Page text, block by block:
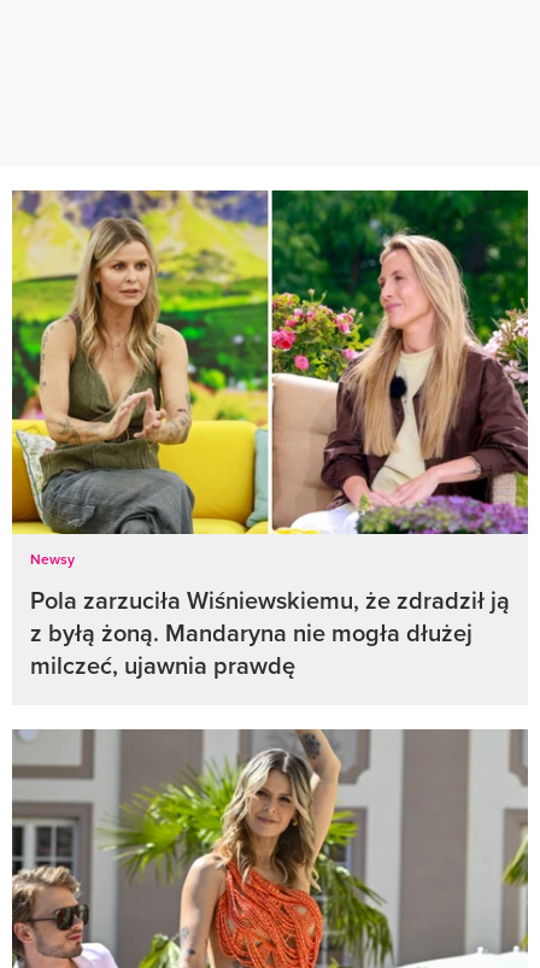
Newsy
Pola zarzuciła Wiśniewskiemu, że zdradził ją
z byłą żoną. Mandaryna nie mogła dłużej
milczeć, ujawnia prawdę